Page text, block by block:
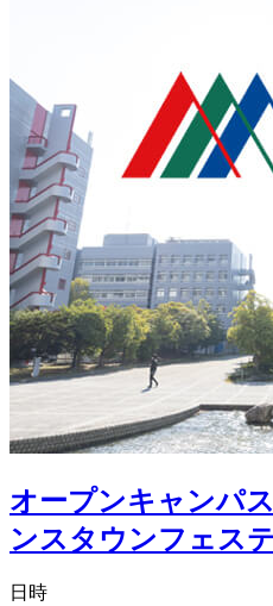
オープンキャンパ
ンスタウンフェス
日時